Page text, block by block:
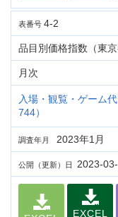
表番号 4-2
品目別価格指数（東京
月次
入場・観覧・ゲーム
744）
調査年月 2023年1月
公開（更新）日 2023-
EXCEL